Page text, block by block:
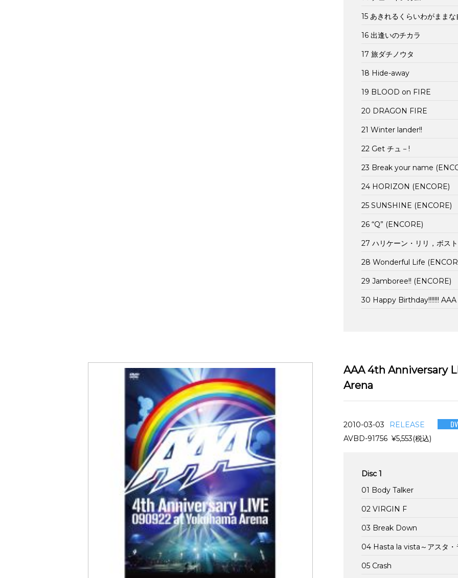
15 あきれるくらいわがままな
16 出逢いのチカラ
17 旅ダチノウタ
18 Hide-away
19 BLOOD on FIRE
20 DRAGON FIRE
21 Winter lander!!
22 Get チュ－!
23 Break your name
24 HORIZON (ENCORE)
25 SUNSHINE (ENCORE)
26 “Q” (ENCORE)
27 ハリケーン・リリ，ボス
28 Wonderful Life
29 Jamboree!! (ENCORE)
30 Happy Birthday!!!!!!!
AAA 4th Anniversary
Arena
2010-03-03 RELEASE
AVBD-91756 ¥5,553(税込)
Disc 1
01 Body Talker
02 VIRGIN F
03 Break Down
04 Hasta la vista～アスタ・
05 Crash